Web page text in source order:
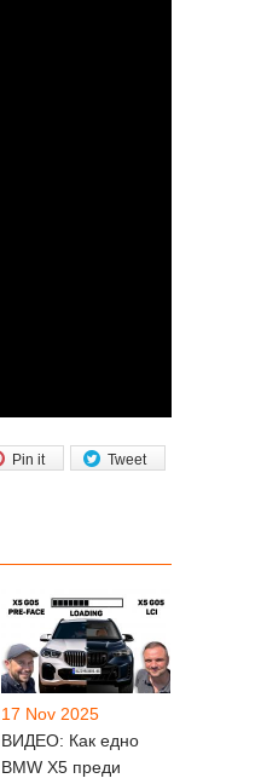
Tweet
Pin it
17 Nov 2025
ВИДЕО: Как едно
BMW X5 преди